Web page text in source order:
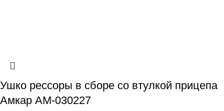
Ушко рессоры в сборе со втулкой прицепа
Амкар АМ-030227